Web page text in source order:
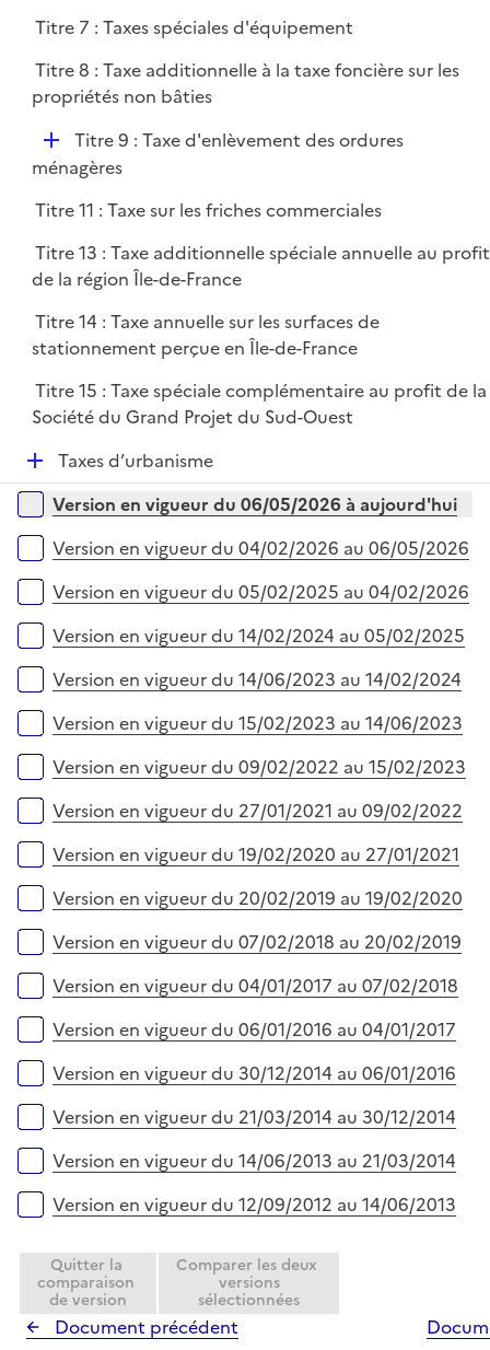
r
Titre 7 : Taxes spéciales d'équipement
Titre 8 : Taxe additionnelle à la taxe foncière sur les
propriétés non bâties
D
é
l
i
e
Titre 9 : Taxe d'enlèvement des ordures
ménagères
Titre 11 : Taxe sur les friches commerciales
Titre 13 : Taxe additionnelle spéciale annuelle au profit
de la région Île-de-France
Titre 14 : Taxe annuelle sur les surfaces de
stationnement perçue en Île-de-France
Titre 15 : Taxe spéciale complémentaire au profit de la
Société du Grand Projet du Sud-Ouest
D
é
p
e
Taxes d’urbanisme
Versions sur la période
Version en vigueur du 06/05/2026 à aujourd'hui
Version en vigueur du 04/02/2026 au 06/05/2026
Version en vigueur du 05/02/2025 au 04/02/2026
Version en vigueur du 14/02/2024 au 05/02/2025
Version en vigueur du 14/06/2023 au 14/02/2024
Version en vigueur du 15/02/2023 au 14/06/2023
Version en vigueur du 09/02/2022 au 15/02/2023
Version en vigueur du 27/01/2021 au 09/02/2022
Version en vigueur du 19/02/2020 au 27/01/2021
Version en vigueur du 20/02/2019 au 19/02/2020
Version en vigueur du 07/02/2018 au 20/02/2019
Version en vigueur du 04/01/2017 au 07/02/2018
Version en vigueur du 06/01/2016 au 04/01/2017
Version en vigueur du 30/12/2014 au 06/01/2016
Version en vigueur du 21/03/2014 au 30/12/2014
Version en vigueur du 14/06/2013 au 21/03/2014
Version en vigueur du 12/09/2012 au 14/06/2013
Quitter la
comparaison
de version
Comparer les deux
versions
sélectionnées
Document précédent